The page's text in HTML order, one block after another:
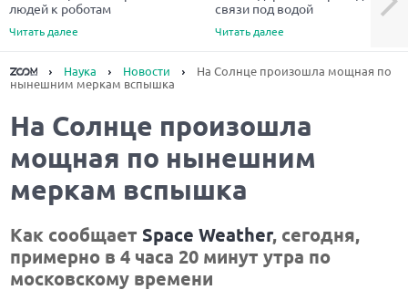
людей к роботам
Читать далее
связи под водой
Читать далее
Наука Новости
На Солнце произошла мощная по
нынешним меркам вспышка
На Солнце произошла
мощная по нынешним
меркам вспышка
Как сообщаетSpace Weather, сегодня,
примерно в 4 часа 20 минут утра по
московскому времени